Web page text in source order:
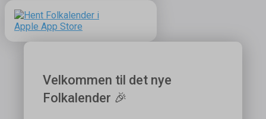
Velkommen til det nye
Folkalender 🎉